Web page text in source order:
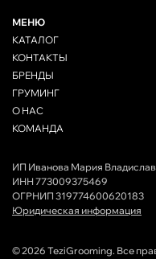
МЕНЮ
КАТАЛОГ
КОНТАКТЫ
БРЕНДЫ
ГРУМИНГ
О НАС
КОМАНДА
ИП Иванова Мария
ИНН 773009375469
ОГРНИП 319774600620183
Юридическая информация
© 2026 TeziGrooming. Все